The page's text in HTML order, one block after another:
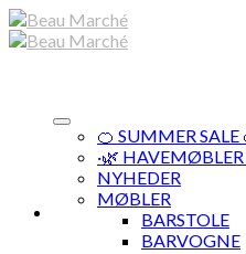
Skip
to
🍊 SUMMER SALE
·🌿 HAVEMØBLER
NYHEDER
MØBLER
BARSTOLE
BARVOGNE